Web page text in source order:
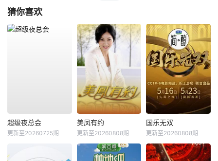
猜你喜欢
超级夜总会
更新至20260725期
美凤有约
更新至20260808期
国乐无双
更新至20260808期